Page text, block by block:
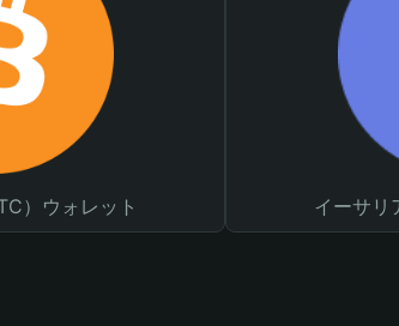
）ウォレット イーサリ